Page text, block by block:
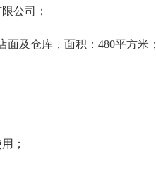
公司；
及仓库，面积：480平方米；
；